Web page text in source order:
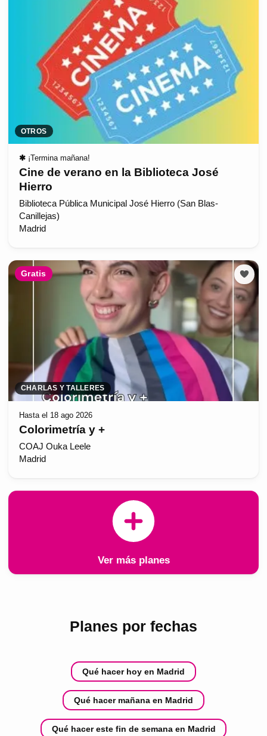
OTROS
✱ ¡Termina mañana!
Cine de verano en la Biblioteca José
Hierro
Biblioteca Pública Municipal José Hierro (San Blas-
Canillejas)
Madrid
Gratis
CHARLAS Y TALLERES
Hasta el 18 ago 2026
Colorimetría y +
COAJ Ouka Leele
Madrid
Ver más planes
Planes por fechas
Qué hacer hoy en Madrid
Qué hacer mañana en Madrid
Qué hacer este fin de semana en Madrid